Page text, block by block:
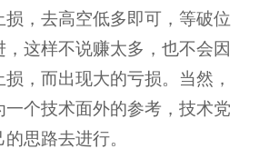
，去高空低多即可，等破位
这样不说赚太多，也不会因
，而出现大的亏损。当然，
个技术面外的参考，技术党
思路去进行。